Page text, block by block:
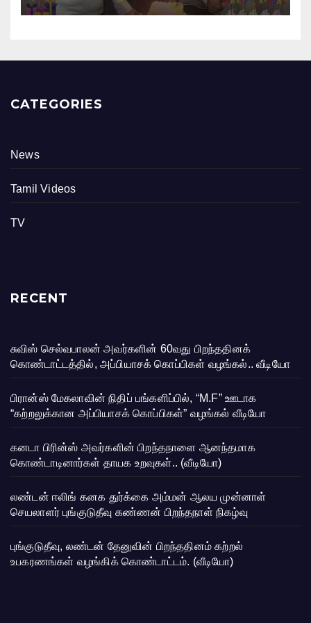
CATEGORIES
News
Tamil Videos
TV
RECENT
சுவிஸ் செல்வபாலன் அவர்களின் 60வது பிறந்ததினக்
கொண்டாட்டத்தில், அப்பியாசக் கொப்பிகள் வழங்கல்.. வீடியோ
பிரான்ஸ் மேகலாவின் நிதிப் பங்களிப்பில், “M.F” ஊடாக
“கற்றலுக்கான அப்பியாசக் கொப்பிகள்” வழங்கல் வீடியோ
கனடா பிரின்ஸ் அவர்களின் பிறந்தநாளை ஆனந்தமாக
கொண்டாடினார்கள் தாயக உறவுகள்.. (வீடியோ)
லண்டன் ஈலிங் கனக துர்க்கை அம்மன் ஆலய முன்னாள்
செயலாளர் புங்குடுதீவு கண்ணன் பிறந்தநாள் நிகழ்வு
புங்குடுதீவு, லண்டன் தேனுவின் பிறந்ததினம் கற்றல்
உபகரணங்கள் வழங்கிக் கொண்டாட்டம். (வீடியோ)